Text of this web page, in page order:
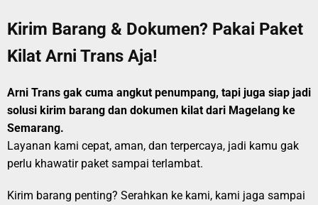
Kirim Barang & Dokumen? Pakai Paket
Kilat Arni Trans Aja!
Arni Trans gak cuma angkut penumpang, tapi juga siap jadi
solusi kirim barang dan dokumen kilat dari Magelang ke
Semarang.
Layanan kami cepat, aman, dan terpercaya, jadi kamu gak
perlu khawatir paket sampai terlambat.
Kirim barang penting? Serahkan ke kami, kami jaga sampai